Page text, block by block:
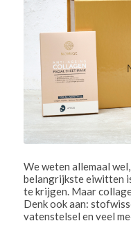
We weten allemaal
belangrijkste eiwitten
te krijgen. Maar
Denk ook aan:
vatenstelsel en veel